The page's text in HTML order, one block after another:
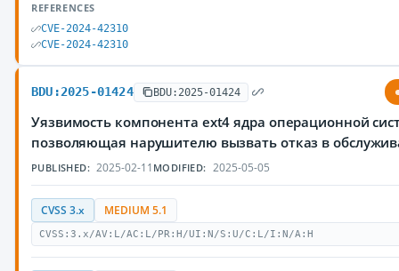
REFERENCES
CVE-2024-42310
CVE-2024-42310
BDU:2025-01424 BDU:2025-01424
Уязвимость компонента ext4 ядра операционной
позволяющая нарушителю вызвать отказ в
PUBLISHED: 2025-02-11 MODIFIED: 2025-05-05
CVSS 3.x MEDIUM 5.1
CVSS:3.x/AV:L/AC:L/PR:H/UI:N/S:U/C:L/I:N/A:H